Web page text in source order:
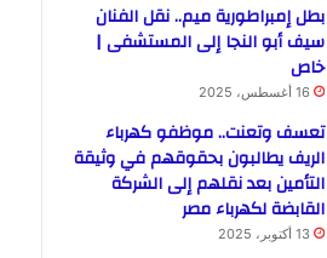
بطل إمبراطورية ميم.. نقل الفنان
سيف أبو النجا إلى المستشفى |
خاص
16 أغسطس، 2025
تعسف وتعنت.. موظفو كهرباء
الريف يطالبون بحقوقهم في وثيقة
التأمين بعد نقلهم إلى الشركة
القابضة لكهرباء مصر
13 أكتوبر، 2025